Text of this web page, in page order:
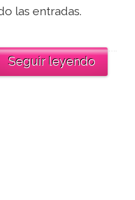
las entradas.
Seguir leyendo